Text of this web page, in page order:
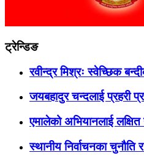
ट्रेन्डिङ
रवीन्द्र मिश्रः स्वेच्छिक
जयबहादुर चन्दलाई प्रहरी
एमालेको अभियानलाई लक्षित
स्थानीय निर्वाचनका चुनौति